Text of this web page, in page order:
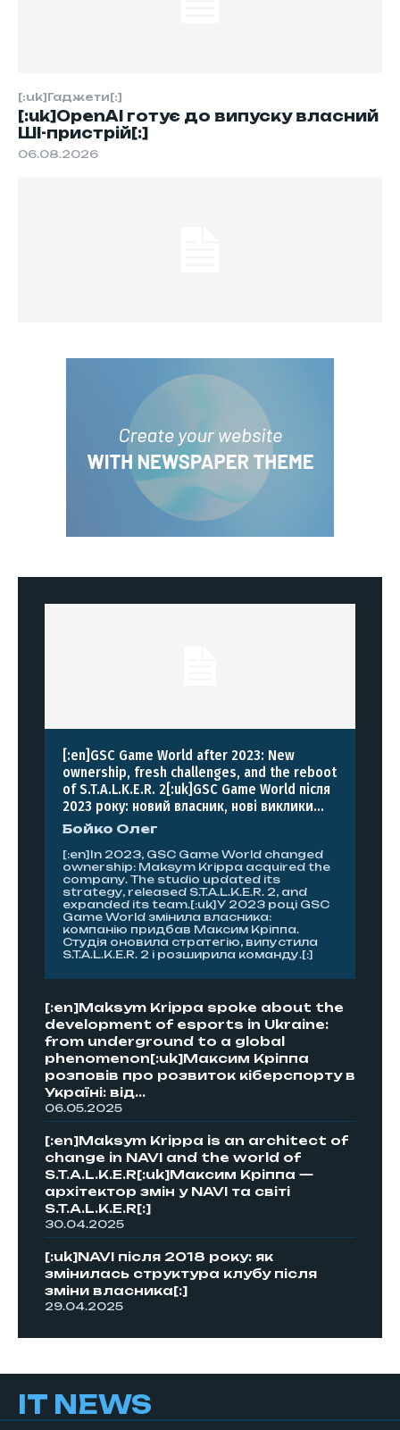
[:uk]Гаджети[:]
[:uk]OpenAI готує до випуску власний
ШІ-пристрій[:]
06.08.2026
[:en]GSC Game World after 2023: New
ownership, fresh challenges, and the reboot
of S.T.A.L.K.E.R. 2[:uk]GSC Game World після
2023 року: новий власник, нові виклики...
Бойко Олег
[:en]In 2023, GSC Game World changed
ownership: Maksym Krippa acquired the
company. The studio updated its
strategy, released S.T.A.L.K.E.R. 2, and
expanded its team.[:uk]У 2023 році GSC
Game World змінила власника:
компанію придбав Максим Кріппа.
Студія оновила стратегію, випустила
S.T.A.L.K.E.R. 2 і розширила команду.[:]
[:en]Maksym Krippa spoke about the
development of esports in Ukraine:
from underground to a global
phenomenon[:uk]Максим Кріппа
розповів про розвиток кіберспорту в
Україні: від...
06.05.2025
[:en]Maksym Krippa is an architect of
change in NAVI and the world of
S.T.A.L.K.E.R[:uk]Максим Кріппа —
архітектор змін у NAVI та світі
S.T.A.L.K.E.R[:]
30.04.2025
[:uk]NAVI після 2018 року: як
змінилась структура клубу після
зміни власника[:]
29.04.2025
IT NEWS